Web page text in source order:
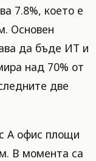
7.8%, което е
Основен
да бъде ИТ и
над 70% от
две
A офис площи
В момента са